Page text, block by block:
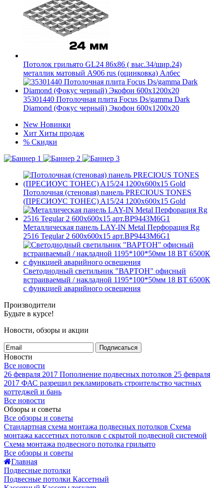
Потолок грильято GL24 86х86 ( выс.34/шир.24)
металлик матовый А906 rus (оцинковка) Албес
35301440 Потолочная плита Focus Ds/gamma Dark
Diamond (Фокус черный) Экофон 600x1200x20
New Новинки
Хит Хиты продаж
% Скидки
Потолочная (стеновая) панель PRECIOUS TONES
(ПРЕCИОУС ТОНЕС) A15/24 1200x600x15 Gold
Металлическая панель LAY-IN Metal Перфорация Rg
2516 Tegular 2 600x600x15 арт.BP9443M6G1
Светодиодный светильник "ВАРТОН" офисный
встраиваемый / накладной 1195*100*50мм 18 ВТ 6500К
с функцией аварийного освещения
Производители
Будьте в курсе!
Новости, обзоры и акции
Подписаться
Новости
Все новости
26 февраля 2017 Пополнение подвесных потолков 25 февраля
2017 ФАС разрешил рекламировать строительство частных
коттеджей и бань
Все новости
Обзоры и советы
Все обзоры и советы
Стандартная схема монтажа подвесных потолков Схема
монтажа кассетных потолков с скрытой подвесной системой
Схема монтажа подвесного потолка грильято
Все обзоры и советы
Главная
Подвесные потолки
Подвесные потолки Кассетный